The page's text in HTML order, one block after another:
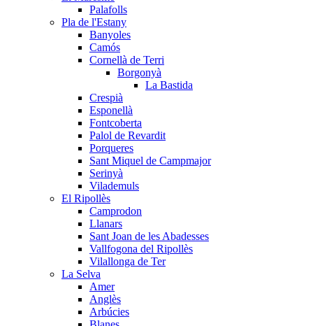
Palafolls
Pla de l'Estany
Banyoles
Camós
Cornellà de Terri
Borgonyà
La Bastida
Crespià
Esponellà
Fontcoberta
Palol de Revardit
Porqueres
Sant Miquel de Campmajor
Serinyà
Vilademuls
El Ripollès
Camprodon
Llanars
Sant Joan de les Abadesses
Vallfogona del Ripollès
Vilallonga de Ter
La Selva
Amer
Anglès
Arbúcies